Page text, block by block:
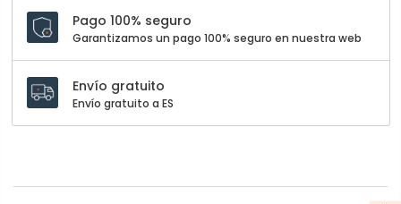
Pago 100% seguro
Garantizamos un pago 100% seguro en nuestra web
Envío gratuito
Envío gratuito a ES